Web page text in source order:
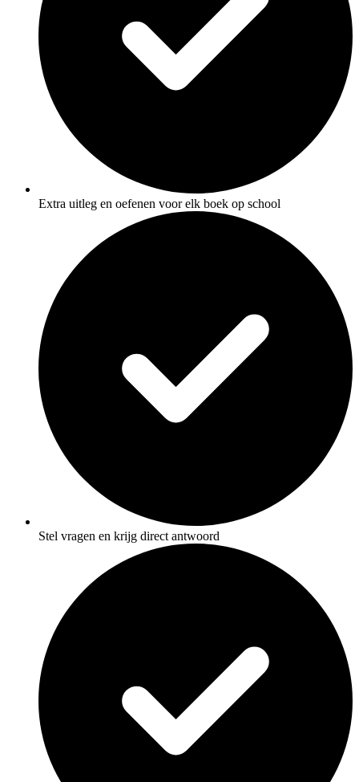
Extra uitleg en oefenen voor elk boek op school
Stel vragen en krijg direct antwoord